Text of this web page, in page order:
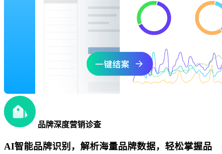
品牌深度营销诊查
AI智能品牌识别，解析海量品牌数据，轻松掌握品